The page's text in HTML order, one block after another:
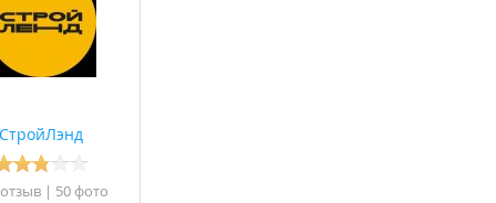
СтройЛэнд
| 50 фото